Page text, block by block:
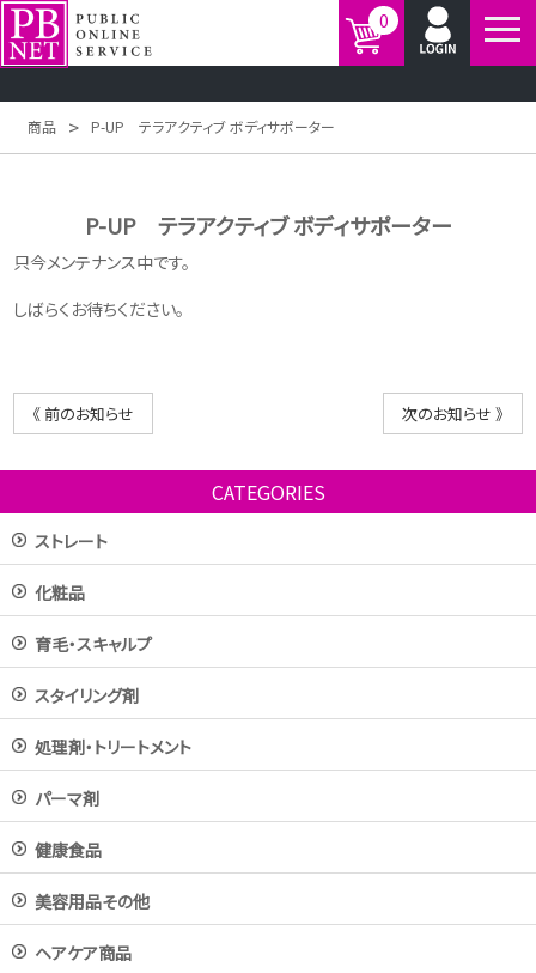
0
商品 > P-UP テラアクティブ ボディサポーター
P-UP テラアクティブ ボディサポーター
只今メンテナンス中です。
しばらくお待ちください。
《 前のお知らせ 次のお知らせ 》
CATEGORIES
ストレート
化粧品
育毛・スキャルプ
スタイリング剤
処理剤・トリートメント
パーマ剤
健康食品
美容用品その他
ヘアケア商品